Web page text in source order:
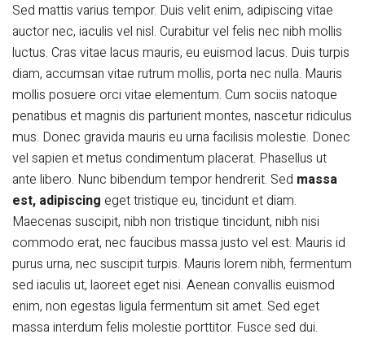
Sed mattis varius tempor. Duis velit enim, adipiscing vitae
auctor nec, iaculis vel nisl. Curabitur vel felis nec nibh mollis
luctus. Cras vitae lacus mauris, eu euismod lacus. Duis turpis
diam, accumsan vitae rutrum mollis, porta nec nulla. Mauris
mollis posuere orci vitae elementum. Cum sociis natoque
penatibus et magnis dis parturient montes, nascetur ridiculus
mus. Donec gravida mauris eu urna facilisis molestie. Donec
vel sapien et metus condimentum placerat. Phasellus ut
ante libero. Nunc bibendum tempor hendrerit. Sed massa
est, adipiscing eget tristique eu, tincidunt et diam.
Maecenas suscipit, nibh non tristique tincidunt, nibh nisi
commodo erat, nec faucibus massa justo vel est. Mauris id
purus urna, nec suscipit turpis. Mauris lorem nibh, fermentum
sed iaculis ut, laoreet eget nisi. Aenean convallis euismod
enim, non egestas ligula fermentum sit amet. Sed eget
massa interdum felis molestie porttitor. Fusce sed dui.